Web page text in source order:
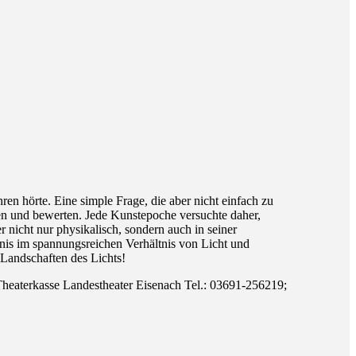
hörte. Eine simple Frage, die aber nicht einfach zu
bewerten. Jede Kunstepoche versuchte daher,
nur physikalisch, sondern auch in seiner
im spannungsreichen Verhältnis von Licht und
des Lichts!
Landestheater Eisenach Tel.: 03691-256219;